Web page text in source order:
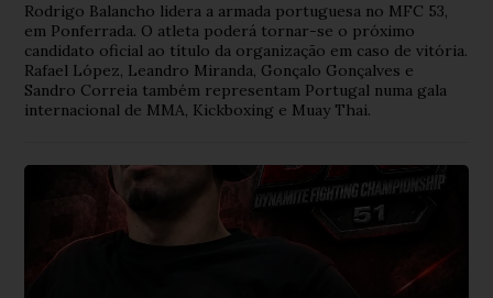
Rodrigo Balancho lidera a armada portuguesa no MFC 53,
em Ponferrada. O atleta poderá tornar-se o próximo
candidato oficial ao título da organização em caso de vitória.
Rafael López, Leandro Miranda, Gonçalo Gonçalves e
Sandro Correia também representam Portugal numa gala
internacional de MMA, Kickboxing e Muay Thai.